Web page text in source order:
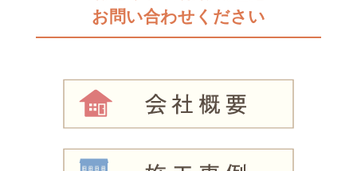
お問い合わせください